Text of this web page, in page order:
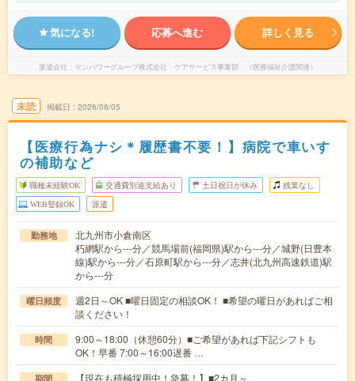
気になる! 応募へ進む 詳しく見る
派遣会社 マンパワーグループ株式会社 ケアサービス事業部 （医療福祉介護関連）
未読 掲載日 2026/08/05
【医療行為ナシ＊履歴書不要！】病院で車いす
の補助など
職種未経験OK 交通費別途支給あり 土日祝日が休み 残業なし
WEB登録OK 派遣
勤務地
北九州市小倉南区
朽網駅から---分／競馬場前(福岡県)駅から---分／城野(日豊本
線)駅から---分／石原町駅から---分／志井(北九州高速鉄道)駅
から---分
曜日頻度
週2日～OK ■曜日固定の相談OK！ ■希望の曜日があればご相
談ください！
時間
9:00～18:00（休憩60分）■ご希望があれば下記シフトも
OK！早番 7:00～16:00遅番 …
期間 【現在も積極採用中！急募！】■2カ月～